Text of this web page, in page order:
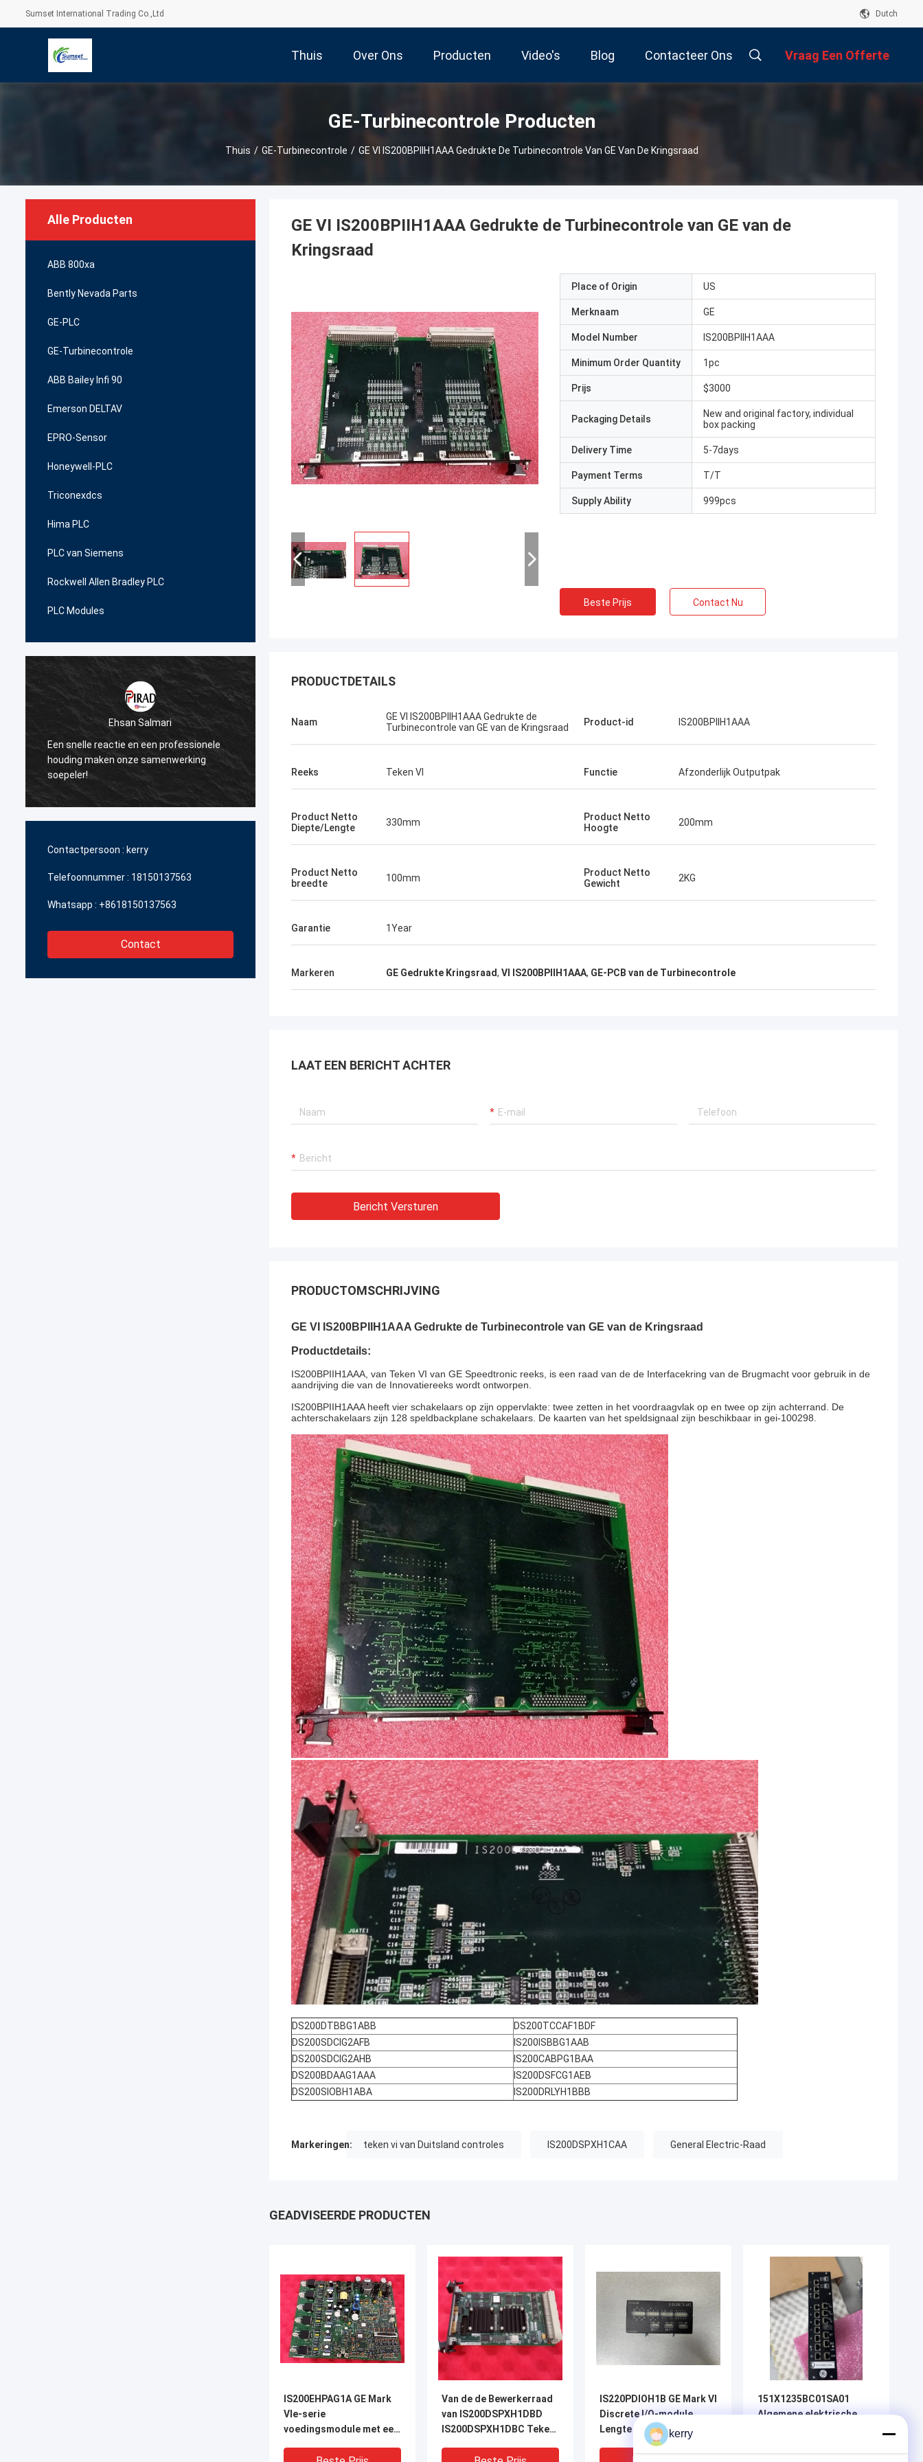
Sumset International Trading Co.,Ltd Dutch
Thuis Over Ons Producten Video's Blog Contacteer Ons Vraag Een Offerte
GE-Turbinecontrole Producten
Thuis / GE-Turbinecontrole / GE VI IS200BPIIH1AAA Gedrukte De Turbinecontrole Van GE Van De Kringsraad
Alle Producten
ABB 800xa
Bently Nevada Parts
GE-PLC
GE-Turbinecontrole
ABB Bailey Infi 90
Emerson DELTAV
EPRO-Sensor
Honeywell-PLC
Triconexdcs
Hima PLC
PLC van Siemens
Rockwell Allen Bradley PLC
PLC Modules
Ehsan Salmari
Een snelle reactie en een professionele
houding maken onze samenwerking
soepeler!
Bruno Nascimento
Dank u voor uw voortdurende hulp en
betaalbare producten.
Contactpersoon : kerry
Telefoonnummer : 18150137563
Whatsapp : +8618150137563
Contact
GE VI IS200BPIIH1AAA Gedrukte de Turbinecontrole van GE van de
Kringsraad
Place of Origin US
Merknaam GE
Model Number IS200BPIIH1AAA
Minimum Order Quantity 1pc
Prijs $3000
Packaging Details
New and original factory, individual
box packing
Delivery Time 5-7days
Payment Terms T/T
Supply Ability 999pcs
Beste Prijs Contact Nu
PRODUCTDETAILS
Naam
GE VI IS200BPIIH1AAA Gedrukte de
Turbinecontrole van GE van de Kringsraad
Product-id IS200BPIIH1AAA
Reeks Teken VI Functie Afzonderlijk Outputpak
Product Netto
Diepte/Lengte
330mm
Product Netto
Hoogte
200mm
Product Netto
breedte
100mm
Product Netto
Gewicht
2KG
Garantie 1Year
Markeren GE Gedrukte Kringsraad, VI IS200BPIIH1AAA, GE-PCB van de Turbinecontrole
LAAT EEN BERICHT ACHTER
Bericht Versturen
PRODUCTOMSCHRIJVING
GE VI IS200BPIIH1AAA Gedrukte de Turbinecontrole van GE van de Kringsraad
Productdetails:
IS200BPIIH1AAA, van Teken VI van GE Speedtronic reeks, is een raad van de de Interfacekring van de Brugmacht voor gebruik in de
aandrijving die van de Innovatiereeks wordt ontworpen.
IS200BPIIH1AAA heeft vier schakelaars op zijn oppervlakte: twee zetten in het voordraagvlak op en twee op zijn achterrand. De
achterschakelaars zijn 128 speldbackplane schakelaars. De kaarten van het speldsignaal zijn beschikbaar in gei-100298.
DS200DTBBG1ABB
DS200TCCAF1BDF
DS200SDCIG2AFB
IS200ISBBG1AAB
DS200SDCIG2AHB
IS200CABPG1BAA
DS200BDAAG1AAA
IS200DSFCG1AEB
DS200SIOBH1ABA
IS200DRLYH1BBB
Markeringen: teken vi van Duitsland controles IS200DSPXH1CAA General Electric-Raad
GEADVISEERDE PRODUCTEN
IS200EHPAG1A GE Mark
VIe-serie
voedingsmodule met een
batterij back-up voor
Van de de Bewerkerraad
van IS200DSPXH1DBD
IS200DSPXH1DBC Teken
IS220PDIOH1B GE Mark VI
Discrete I/O-module
Lengte 330 mm
151X1235BC01SA01
Algemene elektrische
kerry